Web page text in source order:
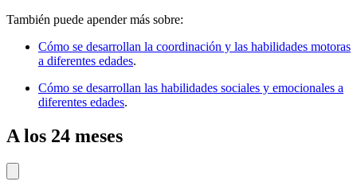
También puede apender más sobre:
Cómo se desarrollan la coordinación y las habilidades motoras
a diferentes edades.
Cómo se desarrollan las habilidades sociales y emocionales a
diferentes edades.
A los 24 meses